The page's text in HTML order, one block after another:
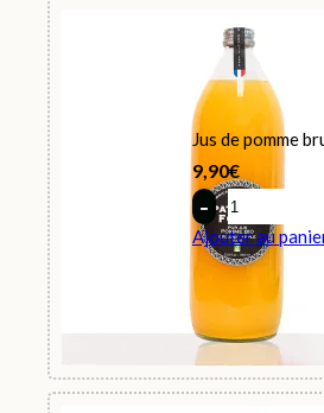
Jus de pomme
9,90€
Quantity
Ajouter au